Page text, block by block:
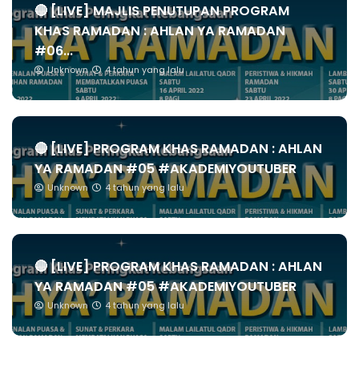
🔴 [LIVE] MAJLIS PENUTUPAN PROGRAM
KHAS RAMADAN : AHLAN YA RAMADAN
#06...
Unknown 4 tahun yang lalu
🔴 [LIVE] PROGRAM KHAS RAMADAN : AHLAN
YA RAMADAN #05 #AKADEMIYOUTUBER
Unknown 4 tahun yang lalu
🔴 [LIVE] PROGRAM KHAS RAMADAN : AHLAN
YA RAMADAN #05 #AKADEMIYOUTUBER
Unknown 4 tahun yang lalu